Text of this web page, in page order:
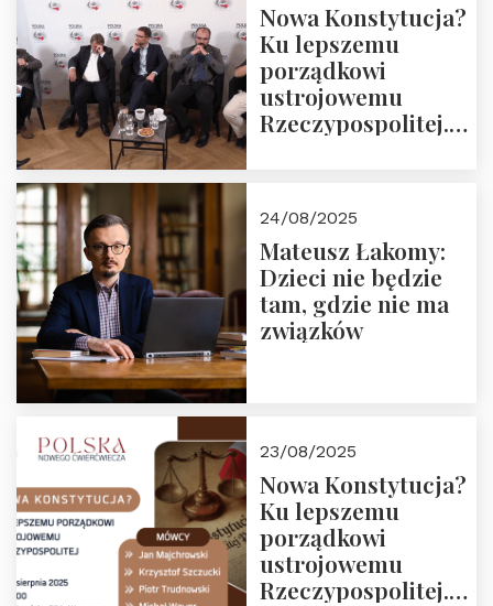
Nowa Konstytucja?
Ku lepszemu
porządkowi
ustrojowemu
Rzeczypospolitej.
24/08/2025
Mateusz Łakomy:
Dzieci nie będzie
tam, gdzie nie ma
związków
23/08/2025
Nowa Konstytucja?
Ku lepszemu
porządkowi
ustrojowemu
Rzeczypospolitej.